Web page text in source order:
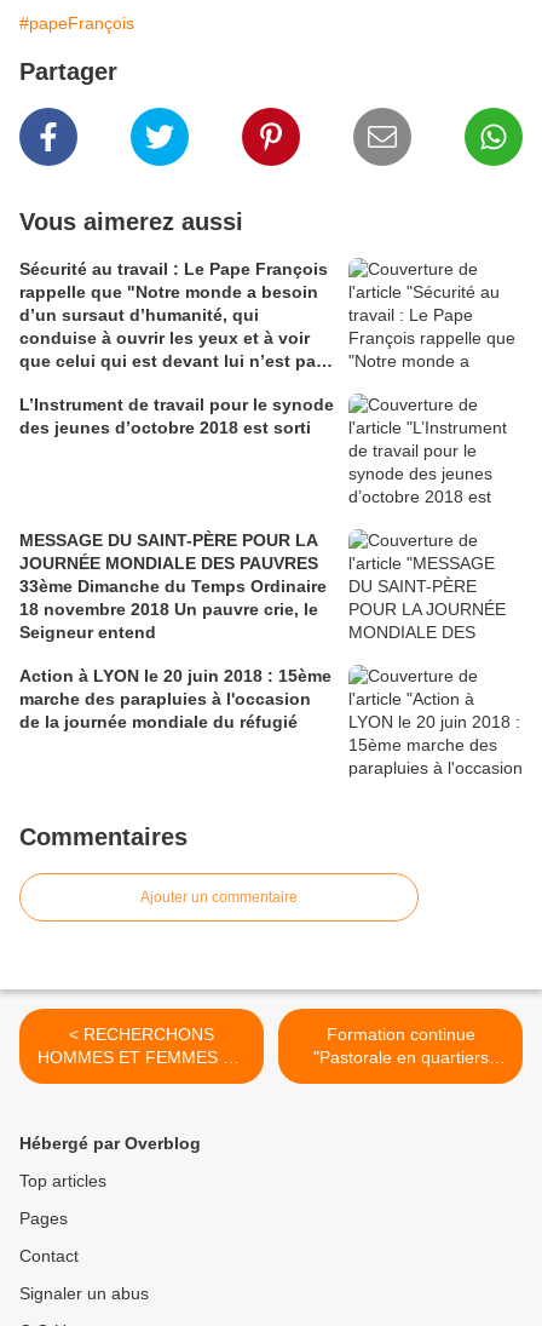
#papeFrançois
Partager
Vous aimerez aussi
Sécurité au travail : Le Pape François
rappelle que "Notre monde a besoin
d’un sursaut d’humanité, qui
conduise à ouvrir les yeux et à voir
que celui qui est devant lui n’est pas
et un frère en humanité"
L’Instrument de travail pour le synode
des jeunes d’octobre 2018 est sorti
MESSAGE DU SAINT-PÈRE POUR LA
JOURNÉE MONDIALE DES PAUVRES
33ème Dimanche du Temps Ordinaire
18 novembre 2018 Un pauvre crie, le
Seigneur entend
Action à LYON le 20 juin 2018 : 15ème
marche des parapluies à l'occasion
de la journée mondiale du réfugié
Commentaires
Ajouter un commentaire
< RECHERCHONS
HOMMES ET FEMMES AU
COEUR VAILLANT POUR
Formation continue
"Pastorale en quartiers
populaires" : Se raconter,
Hébergé par Overblog
Top articles
Pages
Contact
Signaler un abus